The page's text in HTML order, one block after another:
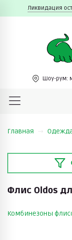
Ликвидация
Шоу-рум:
Главная
Флис Oldos
Комбинезоны